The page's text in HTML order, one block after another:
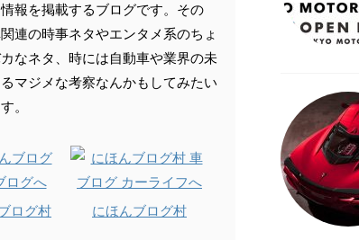
報を掲載するブログです。その
連の時事ネタやエンタメ系のちょ
なネタ、時には自動車や業界の未
マジメな考察なんかもしてみたい
。
ログ村 にほんブログ村